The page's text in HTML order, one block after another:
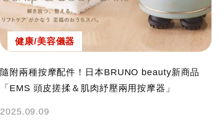
健康/美容儀器
隨附兩種按摩配件！日本BRUNO beauty新商品
「EMS 頭皮搓揉＆肌肉紓壓兩用按摩器」
2025.09.09